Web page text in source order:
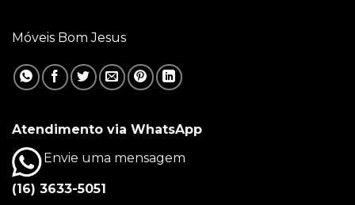
Móveis Bom Jesus
Atendimento via WhatsApp
Envie uma mensagem
(16) 3633-5051